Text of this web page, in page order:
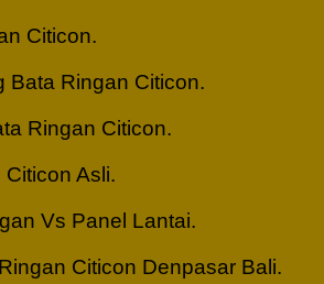
Citicon.
Bata Ringan Citicon.
Ringan Citicon.
Asli.
Vs Panel Lantai.
Citicon Denpasar Bali.